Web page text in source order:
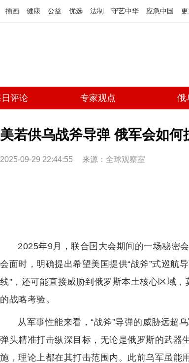
插画 健康 公益 优选 法制 守艺中华 应急中国
评论 专家观点 俄
美若供乌战斧导弹 俄军会如
2025-09-29 22:44:55 来源： 全球观察室
2025年9月，联合国大会期间的一场秘密
会面时，明确提出希望美国提供“战斧”式巡航
线”，还可能直接威胁到俄罗斯本土核心区域
的战略考验。
从军事性能来看，“战斧”导弹的威胁远超
弹头精准打击纵深目标，无论是俄罗斯的武器
施，理论上都在其打击范围内。此前乌军虽能